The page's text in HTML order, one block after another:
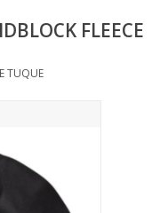
FLEECE
TUQUE